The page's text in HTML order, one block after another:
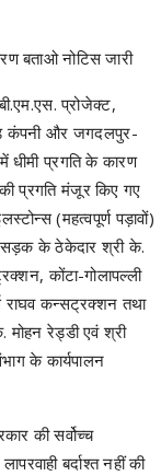
बताओ नोटिस जारी
प्रोजेक्ट,
कंपनी और जगदलपुर-
धीमी प्रगति के कारण
प्रगति मंजूर किए गए
(महत्वपूर्ण पड़ावों)
सड़क के ठेकेदार श्री के.
कोंटा-गोलापल्ली
राघव कन्सट्रक्शन तथा
मोहन रेड्डी एवं श्री
के कार्यपालन
की सर्वोच्च
बर्दाश्त नहीं की